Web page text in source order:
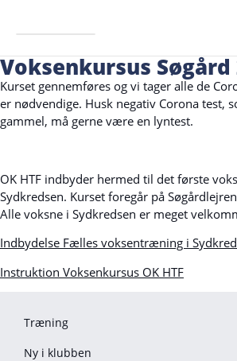
Voksenkursus Søgård
Kurset gennemføres og vi tager alle de
er nødvendige. Husk negativ Corona test,
gammel, må gerne være en lyntest.
OK HTF indbyder hermed til det første
Sydkredsen. Kurset foregår på
Alle voksne i Sydkredsen er meget
Indbydelse Fælles voksentræning i
Instruktion Voksenkursus OK HTF
Træning
Ny i klubben